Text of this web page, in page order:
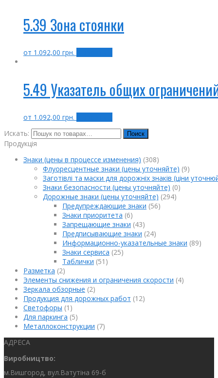
5.39 Зона стоянки
от 1.092,00 грн.
5.49 Указатель общих
от 1.092,00 грн.
Искать:
Поиск
Продукція
Знаки (цены в процессе изменения) (308)
Флуоресцентные знаки (цены уточняйте) (9)
Заготівлі та маски для дорожніх знаків (ціни
Знаки безопасности (цены уточняйте) (0)
Дорожные знаки (цены уточняйте) (294)
Предупреждающие знаки (56)
Знаки приоритета (6)
Запрещающие знаки (43)
Предписывающие знаки (24)
Информационно-указательные знаки (89)
Знаки сервиса (25)
Таблички (51)
Разметка (2)
Элементы снижения и ограничения скорости (4)
Зеркала обзорные (2)
Продукция для дорожных работ (12)
Светофоры (1)
Для паркинга (5)
Металлоконструкции (7)
АДРЕСА
Виробництво:
м.Вишгород, вул.Ватутіна 69-б